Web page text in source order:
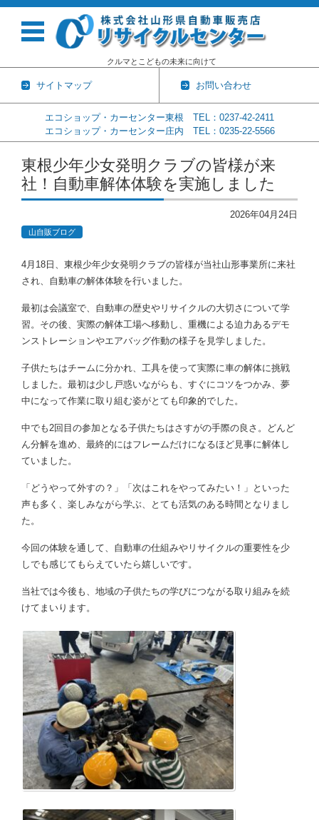
クルマとこどもの未来に向けて
サイトマップ お問い合わせ
エコショップ・カーセンター東根 TEL：0237-42-2411
エコショップ・カーセンター庄内 TEL：0235-22-5566
コンテンツに移動
東根少年少女発明クラブの皆様が来
社！自動車解体体験を実施しました
2026年04月24日
山自販ブログ
4月18日、 東根少年少女発明クラブの皆様が当社山形事業所に来社
され、 自動車の解体体験を行いました。
最初は会議室で、 自動車の歴史やリサイクルの大切さについて学
習。その後、 実際の解体工場へ移動し、 重機による迫力あるデモ
ンストレーションやエアバッグ作動の様子を見学しました。
子供たちはチームに分かれ、 工具を使って実際に車の解体に挑戦
しました。 最初は少し戸惑いながらも、すぐにコツをつかみ、 夢
中になって作業に取り組む姿がとても印象的でした。
中でも2回目の参加となる子供たちはさすがの手際の良さ。
どんど
ん分解を進め、 最終的にはフレームだけになるほど見事に解体し
ていました。
「どうやって外すの？」「次はこれをやってみたい！」 といった
声も多く、楽しみながら学ぶ、
とても活気のある時間となりまし
た。
今回の体験を通して、 自動車の仕組みやリサイクルの重要性を少
しでも感じてもらえていたら嬉しいです。
当社では今後も、 地域の子供たちの学びにつながる取り組みを続
けてまいります。